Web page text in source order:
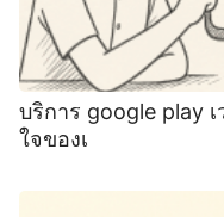
บริการ google play
ใจของเ